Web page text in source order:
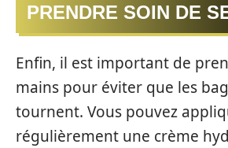
PRENDRE SOIN DE
Enfin, il est important de
mains pour éviter que les
tournent. Vous pouvez
régulièrement une crème